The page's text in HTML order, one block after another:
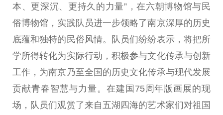
本、更深沉、更持久的力量”，在六朝博物馆与民
俗博物馆，实践队员进一步领略了南京深厚的历史
底蕴和独特的民俗风情。队员们纷纷表示，将把所
学所得转化为实际行动，积极参与文化传承与创新
工作，为南京乃至全国的历史文化传承与现代发展
贡献青春智慧与力量。在建国75周年版画展的现
场，队员们观赏了来自五湖四海的艺术家们对祖国